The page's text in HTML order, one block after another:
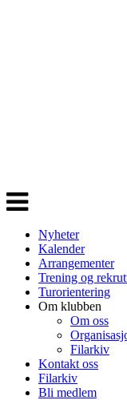
Veksle
navigasjon
Nyheter
Kalender
Arrangementer
Trening og
Turorientering
Om klubben
Om oss
Filarkiv
Kontakt oss
Filarkiv
Bli medlem